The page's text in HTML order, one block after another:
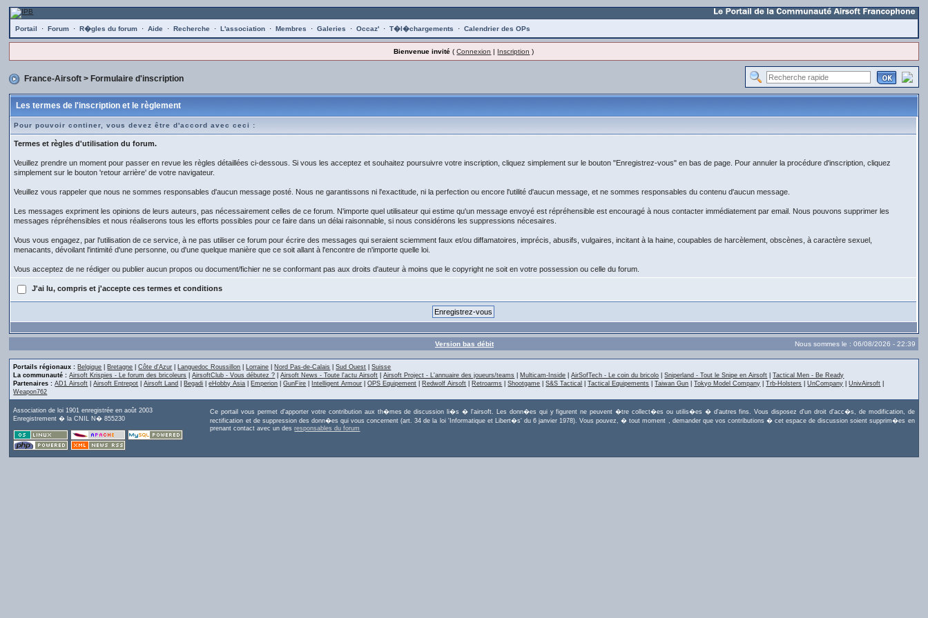
Portail · Forum · R�gles du forum · Aide · Recherche · L'association · Membres · Galeries · Occaz' · T�l�chargements · Calendrier des OPs
Bienvenue invité (Connexion | Inscription )
France-Airsoft > Formulaire d'inscription
Les termes de l'inscription et le règlement
Pour pouvoir continer, vous devez être d'accord avec ceci :
Termes et règles d'utilisation du forum.
Veuillez prendre un moment pour passer en revue les règles détaillées ci-dessous. Si vous les acceptez et souhaitez poursuivre votre inscription, cliquez simplement sur le bouton "Enregistrez-vous" en bas de page. Pour annuler la procédure d'inscription, cliquez
simplement sur le bouton 'retour arrière' de votre navigateur.
Veuillez vous rappeler que nous ne sommes responsables d'aucun message posté. Nous ne garantissons ni l'exactitude, ni la perfection ou encore l'utilité d'aucun message, et ne sommes responsables du contenu d'aucun message.
Les messages expriment les opinions de leurs auteurs, pas nécessairement celles de ce forum. N'importe quel utilisateur qui estime qu'un message envoyé est répréhensible est encouragé à nous contacter immédiatement par email. Nous pouvons supprimer les
messages répréhensibles et nous réaliserons tous les efforts possibles pour ce faire dans un délai raisonnable, si nous considérons les suppressions nécesaires.
Vous vous engagez, par l'utilisation de ce service, à ne pas utiliser ce forum pour écrire des messages qui seraient sciemment faux et/ou diffamatoires, imprécis, abusifs, vulgaires, incitant à la haine, coupables de harcèlement, obscènes, à caractère sexuel,
menacants, dévoilant l'intimité d'une personne, ou d'une quelque manière que ce soit allant à l'encontre de n'importe quelle loi.
Vous acceptez de ne rédiger ou publier aucun propos ou document/fichier ne se conformant pas aux droits d'auteur à moins que le copyright ne soit en votre possession ou celle du forum.
J'ai lu, compris et j'accepte ces termes et conditions
Version bas débit Nous sommes le : 06/08/2026 - 22:39
Portails régionaux : Belgique Bretagne |Côte d'Azur Languedoc Roussillon Lorraine Nord Pas-de-Calais |Sud Ouest |Suisse
La communauté : Airsoft Krispies - Le forum des bricoleurs |AirsoftClub - Vous débutez ? |Airsoft News - Toute l'actu Airsoft |Airsoft Project - L'annuaire des joueurs/teams Multicam-Inside |AirSofTech - Le coin du bricolo |Sniperland - Tout le Snipe en Airsoft |Tactical Men - Be Ready
Partenaires : AD1 Airsoft |Airsoft Entrepot |Airsoft Land Begadi |eHobby Asia Emperion |GunFire Intelligent Armour |OPS Equipement Redwolf Airsoft Retroarms |Shootgame |S&S Tactical |Tactical Equipements |Taiwan Gun |Tokyo Model Company |Trb-Holsters |UnCompany |UnivAirsoft
Weapon762
Association de loi 1901 enregistrée en août 2003
Enregistrement � la CNIL N� 855230
Ce portail vous permet d'apporter votre contribution aux th�mes de discussion li�s � l'airsoft. Les donn�es qui y figurent ne peuvent �tre collect�es ou utilis�es � d'autres fins. Vous disposez d'un droit d'acc�s, de modification, de
rectification et de suppression des donn�es qui vous concernent (art. 34 de la loi 'Informatique et Libert�s' du 6 janvier 1978). Vous pouvez, � tout moment , demander que vos contributions � cet espace de discussion soient supprim�es en
prenant contact avec un desresponsables du forum